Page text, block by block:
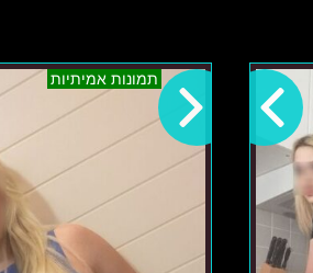
תמונות אמיתיות רנה-
אזור